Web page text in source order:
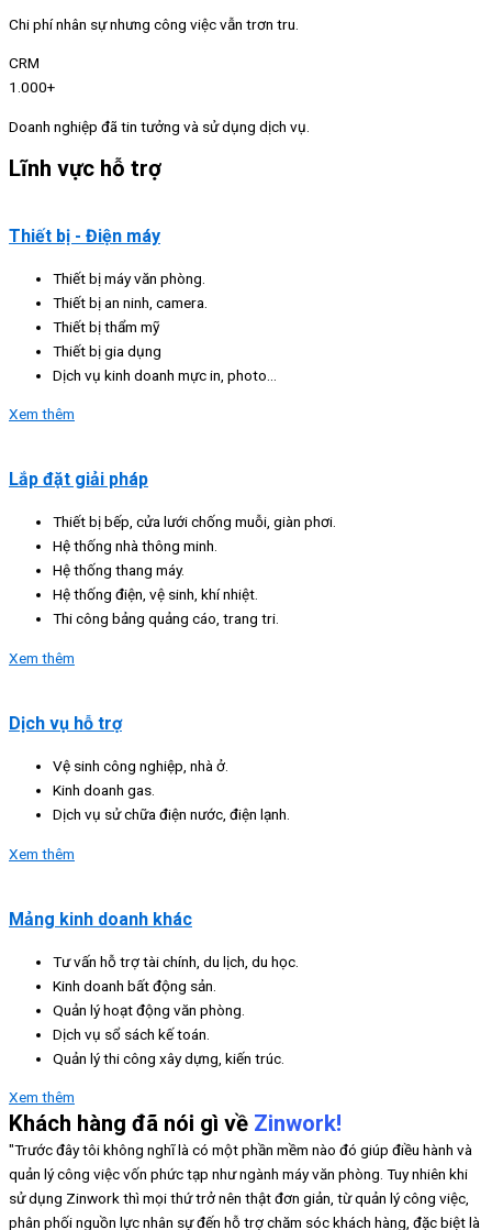
Chi phí nhân sự nhưng công việc vẫn trơn tru.
CRM
1.000+
Doanh nghiệp đã tin tưởng và sử dụng dịch vụ.
Lĩnh vực hỗ trợ
Thiết bị - Điện máy
Thiết bị máy văn phòng.
Thiết bị an ninh, camera.
Thiết bị thẩm mỹ
Thiết bị gia dụng
Dịch vụ kinh doanh mực in, photo...
Xem thêm
Lắp đặt giải pháp
Thiết bị bếp, cửa lưới chống muỗi, giàn phơi.
Hệ thống nhà thông minh.
Hệ thống thang máy.
Hệ thống điện, vệ sinh, khí nhiệt.
Thi công bảng quảng cáo, trang tri.
Xem thêm
Dịch vụ hỗ trợ
Vệ sinh công nghiệp, nhà ở.
Kinh doanh gas.
Dịch vụ sử chữa điện nước, điện lạnh.
Xem thêm
Mảng kinh doanh khác
Tư vấn hỗ trợ tài chính, du lịch, du học.
Kinh doanh bất động sản.
Quản lý hoạt động văn phòng.
Dịch vụ sổ sách kế toán.
Quản lý thi công xây dựng, kiến trúc.
Xem thêm
Khách hàng đã nói gì về Zinwork!
"Trước đây tôi không nghĩ là có một phần mềm nào đó giúp điều hành và
quản lý công việc vốn phức tạp như ngành máy văn phòng. Tuy nhiên khi
sử dụng Zinwork thì mọi thứ trở nên thật đơn giản, từ quản lý công việc,
phân phối nguồn lực nhân sự đến hỗ trợ chăm sóc khách hàng, đặc biệt là